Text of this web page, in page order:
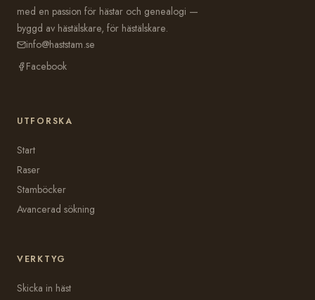
med en passion för hästar och genealogi —
byggd av hästälskare, för hästälskare.
info@haststam.se
Facebook
UTFORSKA
Start
Raser
Stamböcker
Avancerad sökning
VERKTYG
Skicka in häst